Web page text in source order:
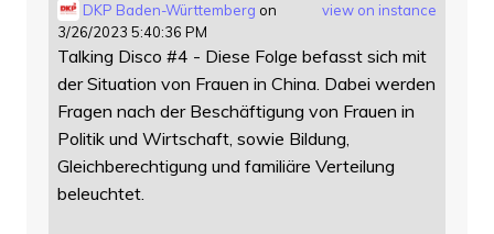
view on instance
DKP Baden-Württemberg on
3/26/2023 5:40:36 PM
Talking Disco #4 - Diese Folge befasst sich mit
der Situation von Frauen in China. Dabei werden
Fragen nach der Beschäftigung von Frauen in
Politik und Wirtschaft, sowie Bildung,
Gleichberechtigung und familiäre Verteilung
beleuchtet.